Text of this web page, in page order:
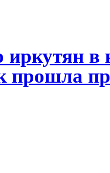
иркутян
прошла